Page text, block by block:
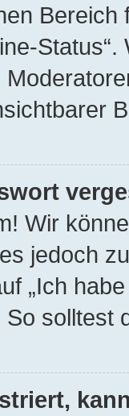
Wir
jedoch
„Ich
solltest